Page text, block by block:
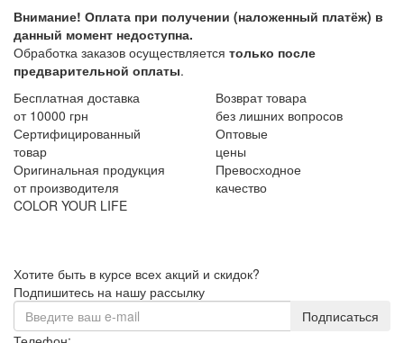
Внимание! Оплата при получении (наложенный платёж) в
данный момент недоступна.
Обработка заказов осуществляется только после
предварительной оплаты.
Бесплатная доставка
от 10000 грн
Возврат товара
без лишних вопросов
Сертифицированный
товар
Оптовые
цены
Оригинальная продукция
от производителя
Превосходное
качество
COLOR YOUR LIFE
Хотите быть в курсе всех акций и скидок?
Подпишитесь на нашу рассылку
Подписаться